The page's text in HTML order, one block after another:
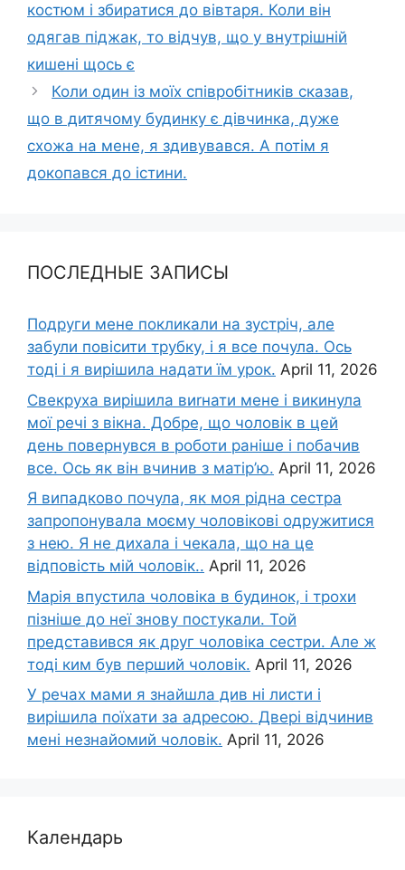
костюм і збиратися до вівтаря. Коли він
одягав піджак, то відчув, що у внутрішній
кишені щось є
Коли один із моїх співробітників сказав,
що в дитячому будинку є дівчинка, дуже
схожа на мене, я здивувався. А потім я
докопався до істини.
ПОСЛЕДНЫЕ ЗАПИСЫ
Подруги мене покликали на зустріч, але
забули повісити трубку, і я все почула. Ось
тоді і я вирішила надати їм урок. April 11, 2026
Свекруха вирішила виrнати мене і викинула
мої речі з вікна. Добре, що чоловік в цей
день повернувся в роботи раніше і побачив
все. Ось як він вчинив з матір’ю. April 11, 2026
Я випадково почула, як моя рідна сестра
запропонувала моєму чоловікові одружитися
з нею. Я не дихала і чекала, що на це
відповість мій чоловік.. April 11, 2026
Марія впустила чоловіка в будинок, і трохи
пізніше до неї знову постукали. Той
представився як друг чоловіка сестри. Але ж
тоді ким був перший чоловік. April 11, 2026
У речах мами я знайшла див ні листи і
вирішила поїхати за адресою. Двері відчинив
мені незнайомий чоловік. April 11, 2026
Календарь